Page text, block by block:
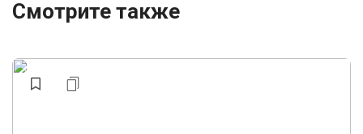
Смотрите также